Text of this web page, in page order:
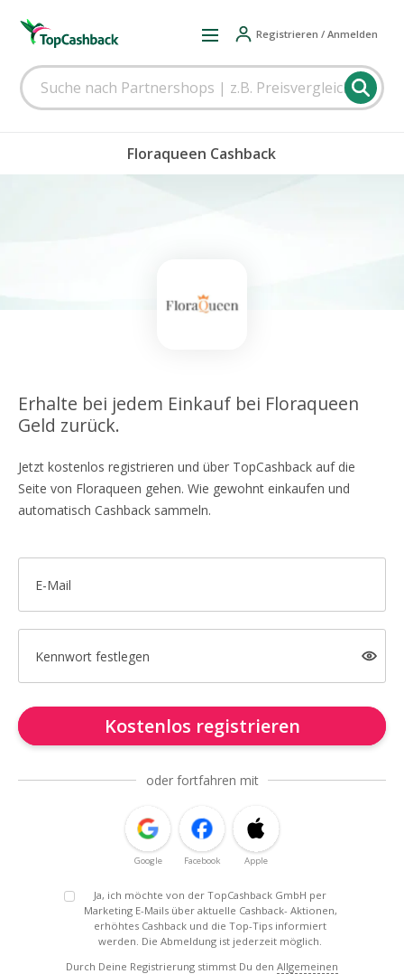
Registrieren / Anmelden
Floraqueen Cashback
Erhalte bei jedem Einkauf bei Floraqueen
Geld zurück.
Jetzt kostenlos registrieren und über TopCashback auf die
Seite von Floraqueen gehen. Wie gewohnt einkaufen und
automatisch Cashback sammeln.
E-Mail
Kennwort festlegen
Kostenlos registrieren
oder fortfahren mit
Google Facebook Apple
Ja, ich möchte von der TopCashback GmbH per
Marketing E-Mails über aktuelle Cashback- Aktionen,
erhöhtes Cashback und die Top-Tips informiert
werden. Die Abmeldung ist jederzeit möglich.
Durch Deine Registrierung stimmst Du den Allgemeinen